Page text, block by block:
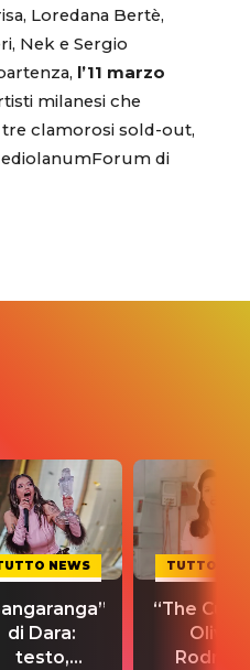
Loredana Bertè,
Nek e Sergio
l’11 marzo
milanesi che
clamorosi sold-out,
di
NEWS
di Dara:
testo,
TUTTO
“The
Olivia